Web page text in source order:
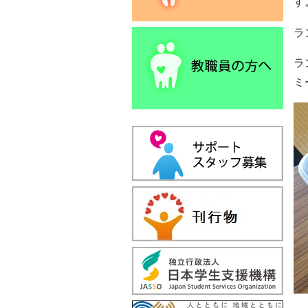
ラ
ラ